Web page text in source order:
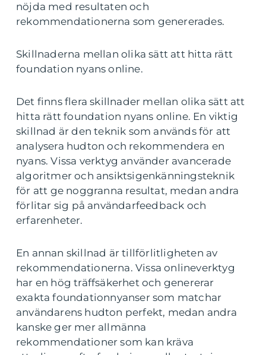
nöjda med resultaten och
rekommendationerna som genererades.
Skillnaderna mellan olika sätt att hitta rätt
foundation nyans online.
Det finns flera skillnader mellan olika sätt att
hitta rätt foundation nyans online. En viktig
skillnad är den teknik som används för att
analysera hudton och rekommendera en
nyans. Vissa verktyg använder avancerade
algoritmer och ansiktsigenkänningsteknik
för att ge noggranna resultat, medan andra
förlitar sig på användarfeedback och
erfarenheter.
En annan skillnad är tillförlitligheten av
rekommendationerna. Vissa onlineverktyg
har en hög träffsäkerhet och genererar
exakta foundationnyanser som matchar
användarens hudton perfekt, medan andra
kanske ger mer allmänna
rekommendationer som kan kräva